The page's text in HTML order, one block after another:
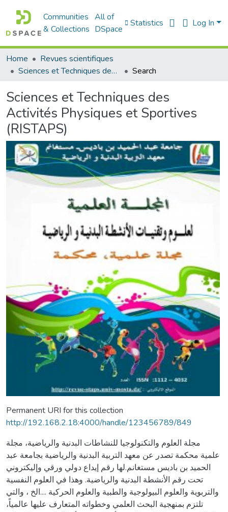
Communities
& Collections
All of
DSpace
Statistics Log In
Home
Revues scientifiques
Sciences et Techniques des Activités Physiques et Sportives (RISTAPS)
Search
Sciences et Techniques des
Activités Physiques et Sportives
(RISTAPS)
Permanent URI for this collection
http://192.168.2.18:4000/handle/123456789/849
مجلة العلوم والتكنولوجيا للنشاطات البدنية والرياضية، مجلة
علمية محكمة تصدر عن معهد التربية البدنية والرياضية بجامعة عبد
الحميد بن باديس مستغانم.لها رقم إيداع دولي ورقي وإليكتروني
تحت رقم الأنشطة البدنية والرياضية. وهذا في العلوم النفسية
والتربوية والعلوم البيولوجية والطبية والعلوم الحركية ....الخ ، والتي
تلتزم بمنهجية البحث العلمي وخطواته المتعارف عليها عالمياً،